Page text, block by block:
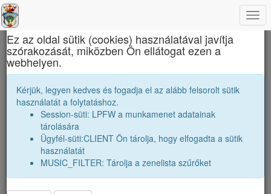
Református Kollégium
Pálfalvi László Gyula
whatshot
Pálfalvi László Gyula
×
Ez az oldal sütik (cookies) használatával javítja
szórakozását, miközben Ön ellátogat ezen a
webhelyen.
Kérjük, legyen kedves és fogadja el az alább felsorolt sütik
használatát a folytatáshoz.
Session-süti: LPFW a munkamenet adatainak
tárolására
Ügyfél-süti:CLIENT Ön tárolja, hogy elfogadta a sütik
használatát
MUSIC_FILTER: Tárolja a zenelista szűrőket